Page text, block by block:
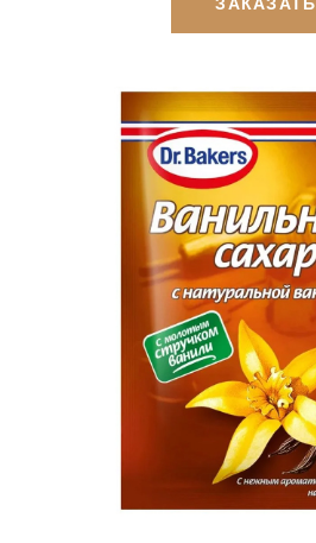
ЗАКАЗАТЬ